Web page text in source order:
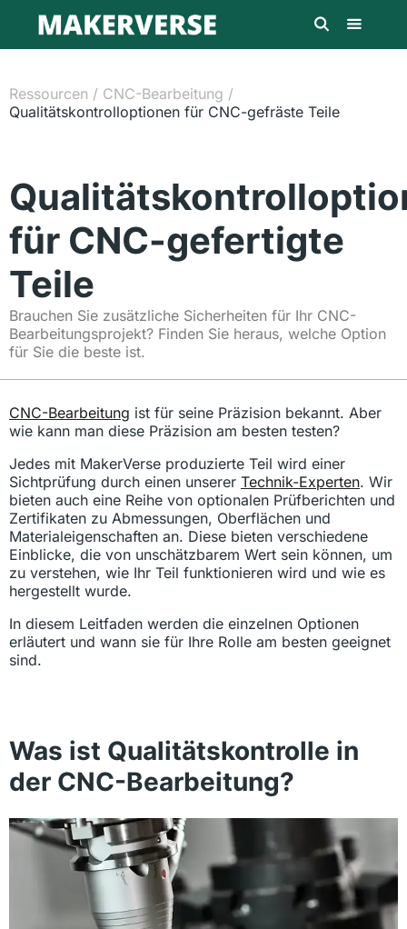
Ressourcen / CNC-Bearbeitung /
Qualitätskontrolloptionen für CNC-gefräste Teile
für CNC-gefertigte
Teile
Brauchen Sie zusätzliche Sicherheiten für Ihr CNC-
Bearbeitungsprojekt? Finden Sie heraus, welche Option
für Sie die beste ist.
CNC-Bearbeitung ist für seine Präzision bekannt. Aber
wie kann man diese Präzision am besten testen?
Jedes mit MakerVerse produzierte Teil wird einer
Sichtprüfung durch einen unserer Technik-Experten. Wir
bieten auch eine Reihe von optionalen Prüfberichten und
Zertifikaten zu Abmessungen, Oberflächen und
Materialeigenschaften an. Diese bieten verschiedene
Einblicke, die von unschätzbarem Wert sein können, um
zu verstehen, wie Ihr Teil funktionieren wird und wie es
hergestellt wurde.
In diesem Leitfaden werden die einzelnen Optionen
erläutert und wann sie für Ihre Rolle am besten geeignet
sind.
Was ist Qualitätskontrolle in
der CNC-Bearbeitung?